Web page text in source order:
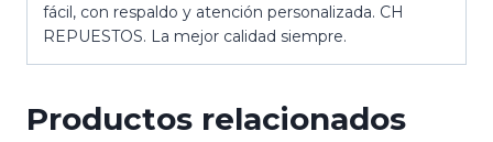
fácil, con respaldo y atención personalizada. CH
REPUESTOS. La mejor calidad siempre.
Productos relacionados